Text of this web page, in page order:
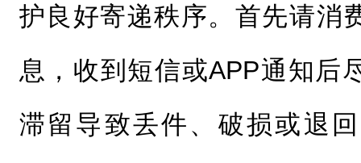
护良好寄递秩序。首先请消
息，收到短信或APP通知后
滞留导致丢件、破损或退